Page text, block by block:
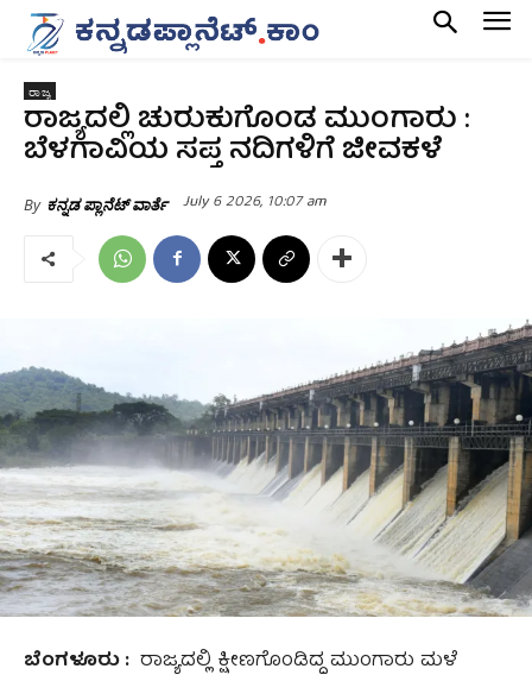
ರಾಜ್ಯ
ರಾಜ್ಯದಲ್ಲಿ ಚುರುಕುಗೊಂಡ ಮುಂಗಾರು‌ :
ಬೆಳಗಾವಿಯ ಸಪ್ತ ನದಿಗಳಿಗೆ ಜೀವಕಳೆ
By ಕನ್ನಡ ಪ್ಲಾನೆಟ್ ವಾರ್ತೆ July 6 2026, 10:07 am
ಬೆಂಗಳೂರು : ರಾಜ್ಯದಲ್ಲಿ ಕ್ಷೀಣಗೊಂಡಿದ್ದ ಮುಂಗಾರು ಮಳೆ